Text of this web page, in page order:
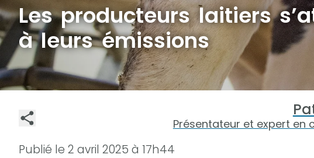
Les producteurs laitiers
à leurs émissions
Présentateur et expert en
Publié le 2 avril 2025 à 17h44